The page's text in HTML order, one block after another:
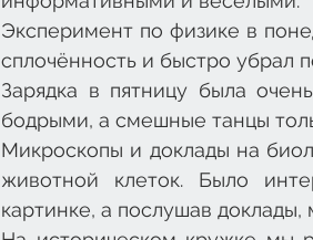
Эксперимент по физике в
сплочённость и быстро убрал
Зарядка в пятницу была
бодрыми, а смешные танцы
Микроскопы и доклады на
животной клеток. Было
картинке, а послушав